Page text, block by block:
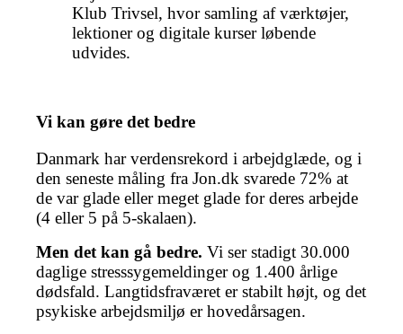
Klub Trivsel, hvor samling af værktøjer,
lektioner og digitale kurser løbende
udvides.
Vi kan gøre det bedre
Danmark har verdensrekord i arbejdglæde, og i
den seneste måling fra Jon.dk svarede 72% at
de var glade eller meget glade for deres arbejde
(4 eller 5 på 5-skalaen).
Men det kan gå bedre. Vi ser stadigt 30.000
daglige stresssygemeldinger og 1.400 årlige
dødsfald. Langtidsfraværet er stabilt højt, og det
psykiske arbejdsmiljø er hovedårsagen.